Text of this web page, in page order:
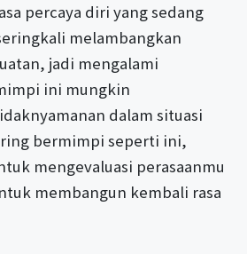
percaya diri yang sedang
melambangkan
jadi mengalami
ini mungkin
dalam situasi
bermimpi seperti ini,
mengevaluasi perasaanmu
membangun kembali rasa